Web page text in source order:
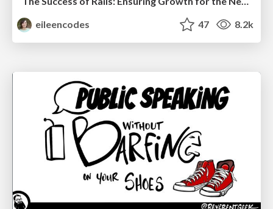
eileencodes
47 8.2k